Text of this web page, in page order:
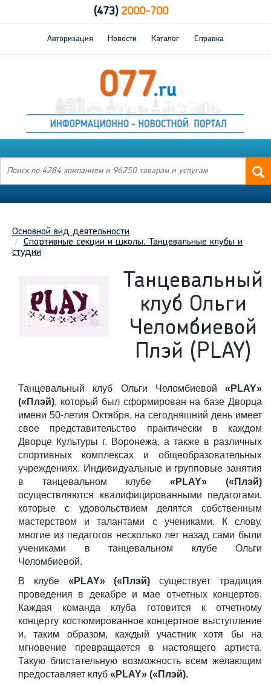
(473)2000-700
Авторизация Новости Каталог Справка
Основной вид деятельности
Спортивные секции и школы. Танцевальные клубы и
студии
Танцевальный
клуб Ольги
Челомбиевой
Плэй (PLAY)
Танцевальный клуб Ольги Челомбиевой «PLAY»
(«Плэй), который был сформирован на базе Дворца
имени 50-летия Октября, на сегодняшний день имеет
свое представительство практически в каждом
Дворце Культуры г. Воронежа, а также в различных
спортивных комплексах и общеобразовательных
учреждениях. Индивидуальные и групповые занятия
в танцевальном клубе «PLAY» («Плэй)
осуществляются квалифицированными педагогами,
которые с удовольствием делятся собственным
мастерством и талантами с учениками. К слову,
многие из педагогов несколько лет назад сами были
учениками в танцевальном клубе Ольги
Челомбиевой.
В клубе «PLAY» («Плэй)существует традиция
проведения в декабре и мае отчетных концертов.
Каждая команда клуба готовится к отчетному
концерту костюмированное концертное выступление
и, таким образом, каждый участник хотя бы на
мгновение превращается в настоящего артиста.
Такую блистательную возможность всем желающим
предоставляет клуб «PLAY» («Плэй).